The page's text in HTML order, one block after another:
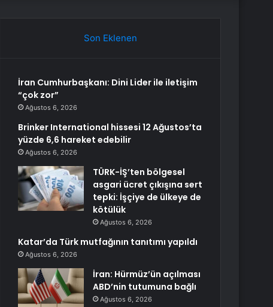
Son Eklenen
İran Cumhurbaşkanı: Dini Lider ile iletişim
“çok zor”
Ağustos 6, 2026
Brinker International hissesi 12 Ağustos’ta
yüzde 6,6 hareket edebilir
Ağustos 6, 2026
TÜRK-İŞ’ten bölgesel
asgari ücret çıkışına sert
tepki: İşçiye de ülkeye de
kötülük
Ağustos 6, 2026
Katar’da Türk mutfağının tanıtımı yapıldı
Ağustos 6, 2026
İran: Hürmüz’ün açılması
ABD’nin tutumuna bağlı
Ağustos 6, 2026